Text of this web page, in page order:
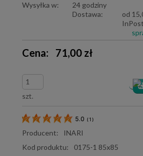
Wysyłka w:
24 godziny
Dostawa:
od
InPost
Cena nie zawiera ewentualnych
Cena: 71,00 zł
szt.
5.0 ( 1 )
Producent:
INARI
Kod produktu:
0175-1 85x85